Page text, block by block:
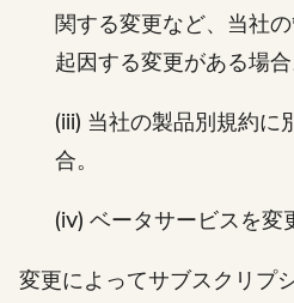
関する変更など、当社
起因する変更がある場合
(iii) 当社の製品別規約に
合。
(iv) ベータサービスを変
変更によってサブスクリプ